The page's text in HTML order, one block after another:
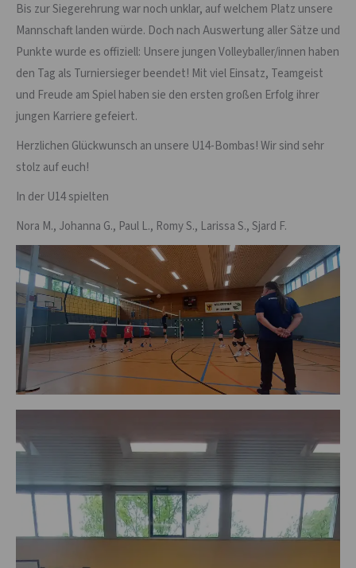
Bis zur Siegerehrung war noch unklar, auf welchem Platz unsere
Mannschaft landen würde. Doch nach Auswertung aller Sätze und
Punkte wurde es offiziell: Unsere jungen Volleyballer/innen haben
den Tag als Turniersieger beendet! Mit viel Einsatz, Teamgeist
und Freude am Spiel haben sie den ersten großen Erfolg ihrer
jungen Karriere gefeiert.
Herzlichen Glückwunsch an unsere U14-Bombas! Wir sind sehr
stolz auf euch!
In der U14 spielten
Nora M., Johanna G., Paul L., Romy S., Larissa S., Sjard F.